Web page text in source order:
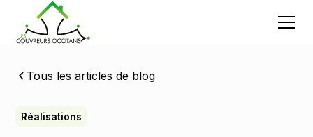
Tous les articles de blog
Réalisations